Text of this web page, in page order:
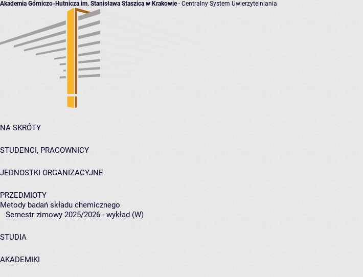
Akademia Górniczo-Hutnicza im. Stanisława Staszica w Krakowie- Centralny System Uwierzytelniania
NA SKRÓTY
STUDENCI, PRACOWNICY
JEDNOSTKI ORGANIZACYJNE
PRZEDMIOTY
Metody badań składu chemicznego
Semestr zimowy 2025/2026 - wykład (W)
STUDIA
AKADEMIKI